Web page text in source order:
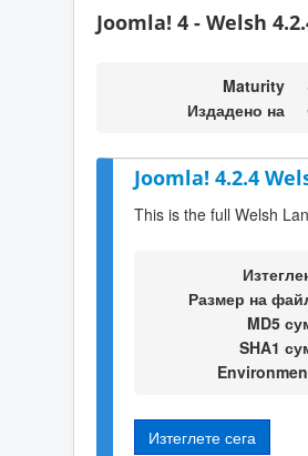
Joomla! 4 - Welsh
Maturity
Издадено на
Joomla! 4.2.4
This is the full Welsh
Размер на
MD5
SHA1
Изтеглете сега